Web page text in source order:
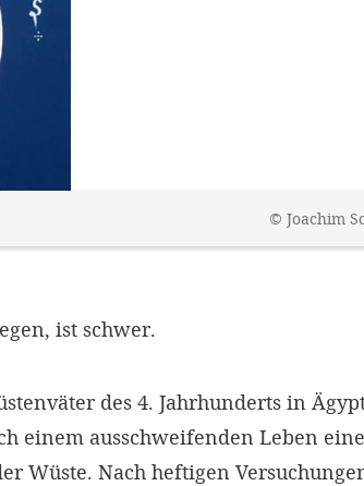
© Joachim
ist schwer.
des 4. Jahrhunderts in
einem ausschweifenden Leben
Wüste. Nach heftigen